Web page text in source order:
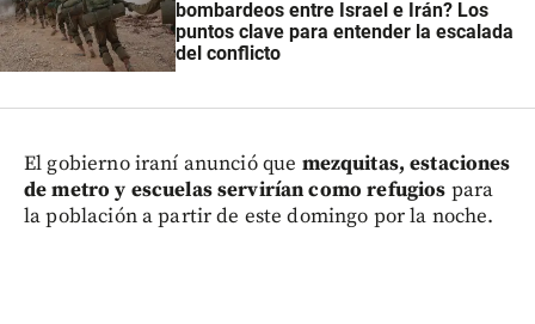
bombardeos entre Israel e Irán? Los
puntos clave para entender la escalada
del conflicto
El gobierno iraní anunció que mezquitas, estaciones
de metro y escuelas servirían como refugios para
la población a partir de este domingo por la noche.